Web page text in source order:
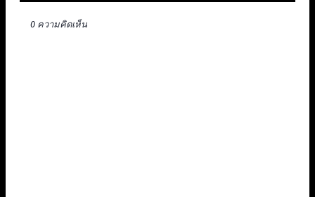
0 ความคิดเห็น